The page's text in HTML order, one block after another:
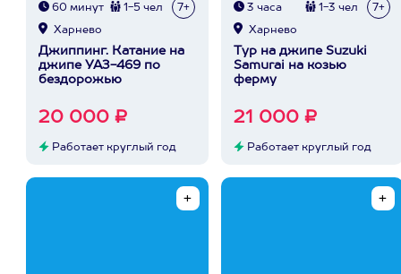
60 минут 1-5 чел 7+
Харнево
Джиппинг. Катание на
джипе УАЗ-469 по
бездорожью
20 000 ₽
Работает круглый год
3 часа 1-3 чел 7+
Харнево
Тур на джипе Suzuki
Samurai на козью
ферму
21 000 ₽
Работает круглый год